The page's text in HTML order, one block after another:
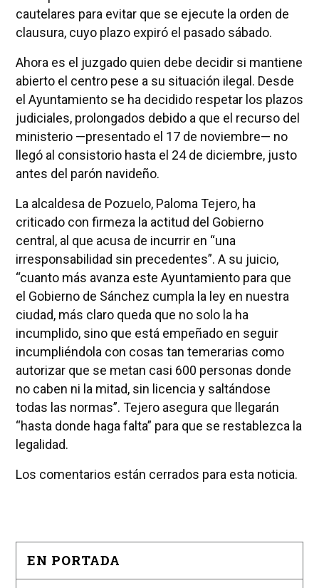
cautelares para evitar que se ejecute la orden de
clausura, cuyo plazo expiró el pasado sábado.
Ahora es el juzgado quien debe decidir si mantiene
abierto el centro pese a su situación ilegal. Desde
el Ayuntamiento se ha decidido respetar los plazos
judiciales, prolongados debido a que el recurso del
ministerio —presentado el 17 de noviembre— no
llegó al consistorio hasta el 24 de diciembre, justo
antes del parón navideño.
La alcaldesa de Pozuelo, Paloma Tejero, ha
criticado con firmeza la actitud del Gobierno
central, al que acusa de incurrir en “una
irresponsabilidad sin precedentes”. A su juicio,
“cuanto más avanza este Ayuntamiento para que
el Gobierno de Sánchez cumpla la ley en nuestra
ciudad, más claro queda que no solo la ha
incumplido, sino que está empeñado en seguir
incumpliéndola con cosas tan temerarias como
autorizar que se metan casi 600 personas donde
no caben ni la mitad, sin licencia y saltándose
todas las normas”. Tejero asegura que llegarán
“hasta donde haga falta” para que se restablezca la
legalidad.
Los comentarios están cerrados para esta noticia.
EN PORTADA